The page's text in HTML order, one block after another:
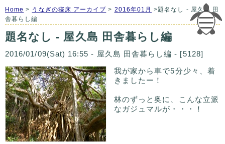
Home > うなぎの寝床 アーカイブ > 2016年01月 >題名なし - 屋久島 田
舎暮らし編
題名なし - 屋久島 田舎暮らし編
2016/01/09(Sat) 16:55 - 屋久島 田舎暮らし編 - [5128]
我が家から車で5分少々、着
きましたー！
林のずっと奥に、こんな立派
なガジュマルが・・・！